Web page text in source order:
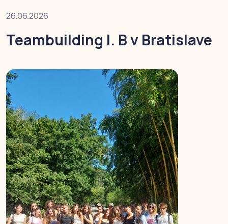
26.06.2026
Teambuilding I. B v Bratislave